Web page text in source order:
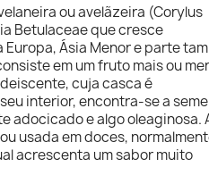
ou avelãzeira (Corylus
Betulaceae que cresce
Ásia Menor e parte
em um fruto mais ou
cuja casca é
interior, encontra-se a
adocicado e algo oleaginosa.
usada em doces,
acrescenta um sabor muito